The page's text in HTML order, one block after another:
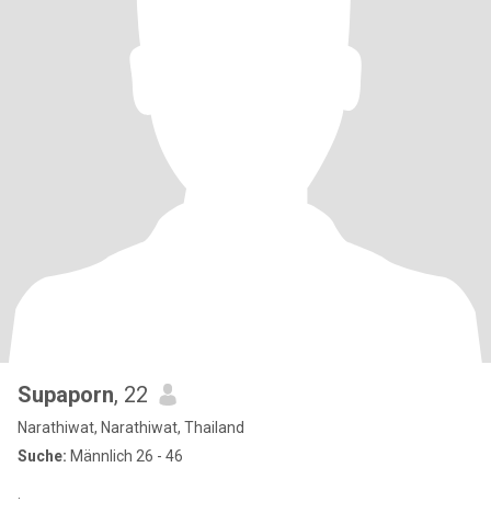
Supaporn, 22
Narathiwat, Narathiwat, Thailand
Suche: Männlich 26 - 46